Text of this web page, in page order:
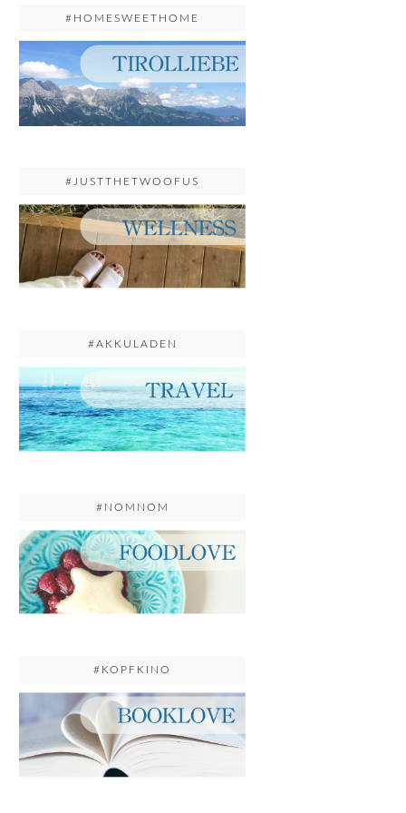
#HOMESWEETHOME
#JUSTTHETWOOFUS
#AKKULADEN
#NOMNOM
#KOPFKINO